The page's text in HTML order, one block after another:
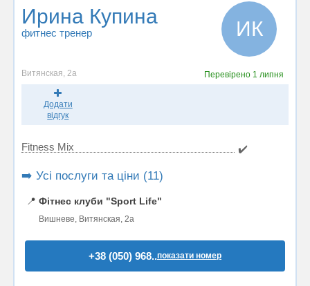
Ирина Купина
фитнес тренер ИК
Витянская, 2а Перевірено 1 липня
Додати
відгук
Fitness Mix ✔️
➡️ Усі послуги та ціни (11)
📍 Фітнес клуби "Sport Life"
Вишневе, Витянская, 2а
+38 (050) 968..показати номер